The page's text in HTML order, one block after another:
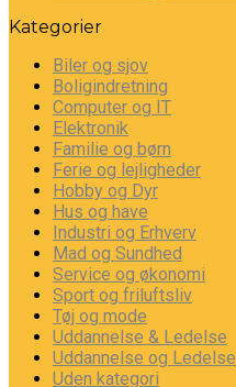
Kategorier
Biler og sjov
Boligindretning
Computer og IT
Elektronik
Familie og børn
Ferie og lejligheder
Hobby og Dyr
Hus og have
Industri og Erhverv
Mad og Sundhed
Service og økonomi
Sport og friluftsliv
Tøj og mode
Uddannelse & Ledelse
Uddannelse og Ledelse
Uden kategori